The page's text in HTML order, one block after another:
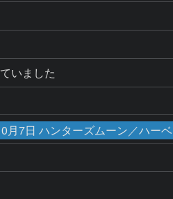
いました
7日 ハンターズムーン／ハー